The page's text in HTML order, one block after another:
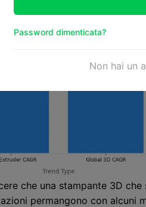
che una stampante 3D
permangono con alcuni
Password dimenticata?
Non hai un